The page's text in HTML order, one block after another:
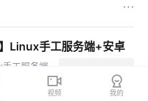
Linux手工服务端+安卓
工服务端
视频 我的